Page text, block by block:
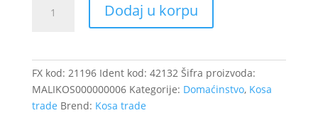
količina
Dodaj u korpu
FX kod: 21196 Ident kod: 42132 Šifra proizvoda:
MALIKOS000000006 Kategorije: Domaćinstvo, Kosa
trade Brend: Kosa trade